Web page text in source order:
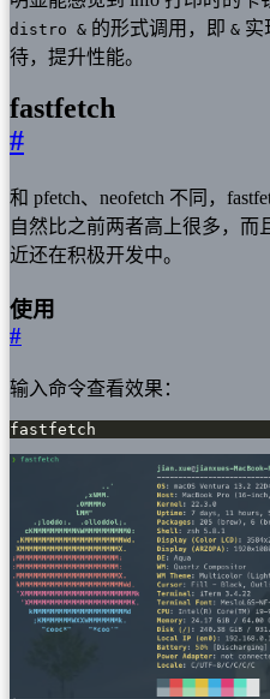
distro & 的形式调用，即 & 实
待，提升性能。
fastfetch
#
和 pfetch、neofetch 不同，
自然比之前两者高上很多，而
近还在积极开发中。
使用
#
输入命令查看效果：
fastfetch